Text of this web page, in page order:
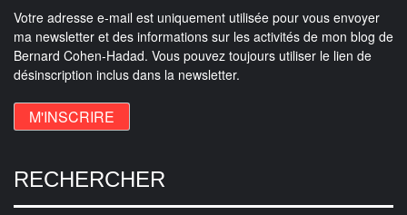
Votre adresse e-mail est uniquement utilisée pour vous envoyer
ma newsletter et des informations sur les activités de mon blog de
Bernard Cohen-Hadad. Vous pouvez toujours utiliser le lien de
désinscription inclus dans la newsletter.
RECHERCHER